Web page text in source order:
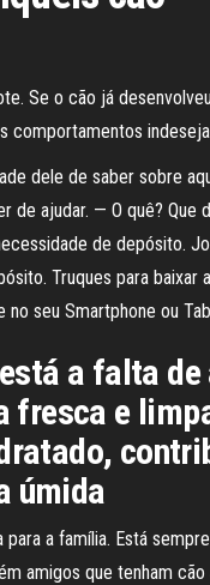
Se o cão já
comportamentos
dele de saber sobre
de ajudar. — O quê?
de depósito.
Truques para baixar
seu Smartphone ou
a falta
fresca e
úmida
a família. Está
amigos que tenham